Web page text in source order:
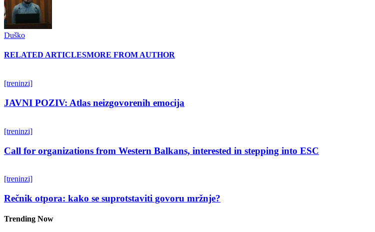
Duško
RELATED ARTICLESMORE FROM AUTHOR
[treninzi]
JAVNI POZIV: Atlas neizgovorenih emocija
[treninzi]
Call for organizations from Western Balkans, interested in stepping into ESC
[treninzi]
Rečnik otpora: kako se suprotstaviti govoru mržnje?
Trending Now